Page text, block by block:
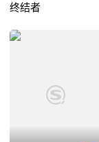
终结者